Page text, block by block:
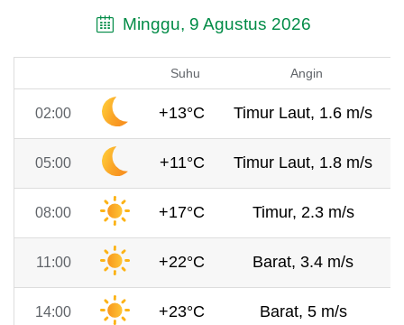
Minggu, 9 Agustus 2026
Suhu Angin
02:00 +13°C Timur Laut, 1.6 m/s
05:00 +11°C Timur Laut, 1.8 m/s
08:00 +17°C Timur, 2.3 m/s
11:00 +22°C Barat, 3.4 m/s
14:00 +23°C Barat, 5 m/s